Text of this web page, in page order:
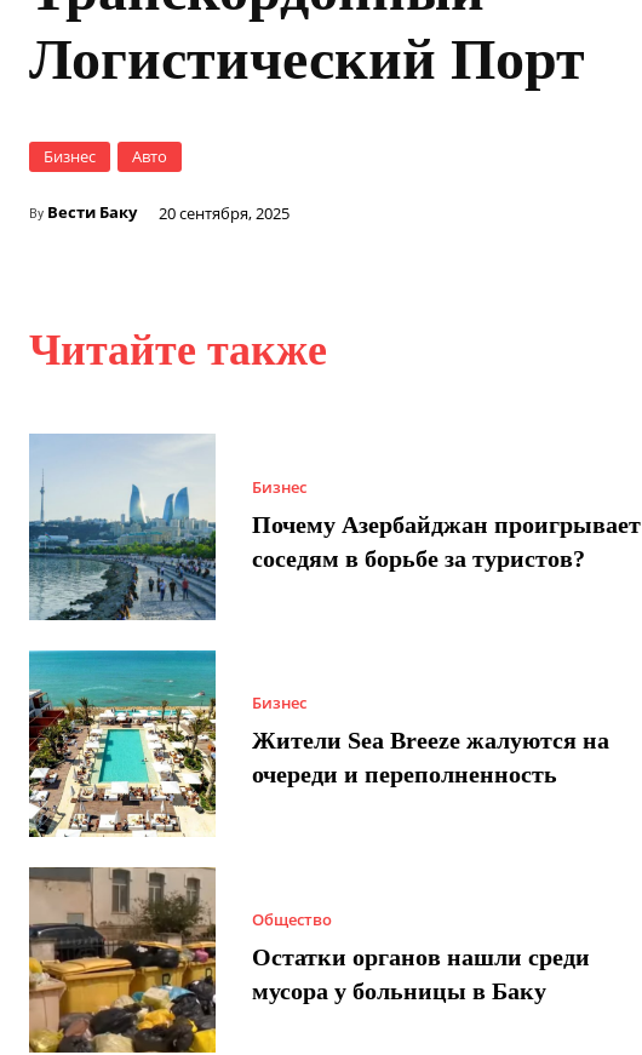
Логистический Порт
Бизнес Авто
By Вести Баку 20 сентября, 2025
Читайте также
Бизнес
Почему Азербайджан проигрывает
соседям в борьбе за туристов?
Бизнес
Жители Sea Breeze жалуются на
очереди и переполненность
Общество
Остатки органов нашли среди
мусора у больницы в Баку